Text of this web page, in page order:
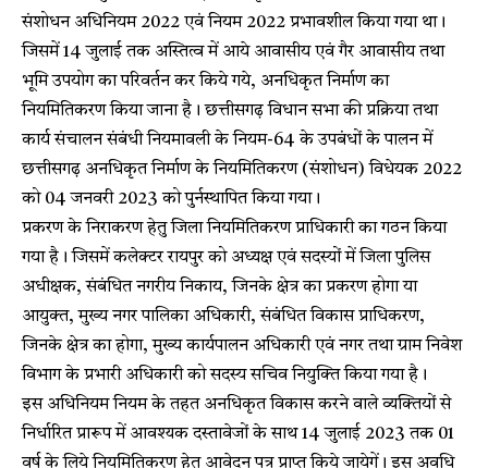
संशोधन अधिनियम 2022 एवं नियम 2022 प्रभावशील किया गया था।
जिसमें 14 जुलाई तक अस्तित्व में आये आवासीय एवं गैर आवासीय तथा
भूमि उपयोग का परिवर्तन कर किये गये, अनधिकृत निर्माण का
नियमितिकरण किया जाना है। छत्तीसगढ़ विधान सभा की प्रक्रिया तथा
कार्य संचालन संबंधी नियमावली के नियम-64 के उपबंधों के पालन में
छत्तीसगढ़ अनधिकृत निर्माण के नियमितिकरण (संशोधन) विधेयक 2022
को 04 जनवरी 2023 को पुर्नस्थापित किया गया।
प्रकरण के निराकरण हेतु जिला नियमितिकरण प्राधिकारी का गठन किया
गया है। जिसमें कलेक्टर रायपुर को अध्यक्ष एवं सदस्यों में जिला पुलिस
अधीक्षक, संबंधित नगरीय निकाय, जिनके क्षेत्र का प्रकरण होगा या
आयुक्त, मुख्य नगर पालिका अधिकारी, संबंधित विकास प्राधिकरण,
जिनके क्षेत्र का होगा, मुख्य कार्यपालन अधिकारी एवं नगर तथा ग्राम निवेश
विभाग के प्रभारी अधिकारी को सदस्य सचिव नियुक्ति किया गया है।
इस अधिनियम नियम के तहत अनधिकृत विकास करने वाले व्यक्तियों से
निर्धारित प्रारूप में आवश्यक दस्तावेजों के साथ 14 जुलाई 2023 तक 01
वर्ष के लिये नियमितिकरण हेतु आवेदन पत्र प्राप्त किये जायेगें। इस अवधि